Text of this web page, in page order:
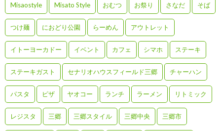
Misaostyle Misato Style おむつ お祭り さなだ そば
つけ麺 におどり公園 らーめん アウトレット
イトーヨーカドー イベント カフェ シマホ ステーキ
ステーキガスト セナリオハウスフィールド三郷 チャーハン
パスタ ピザ ヤオコー ランチ ラーメン リトミック
レジスタ 三郷 三郷スタイル 三郷中央 三郷市